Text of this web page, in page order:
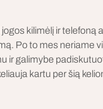
kilimėlį ir telefoną
Po to mes neriame
ir galimybe
kartu per šią